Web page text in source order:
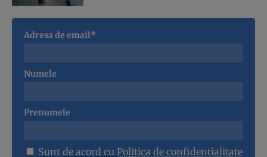
Adresa de email*
Numele
Prenumele
Sunt de acord cu Politica de confidentialitate